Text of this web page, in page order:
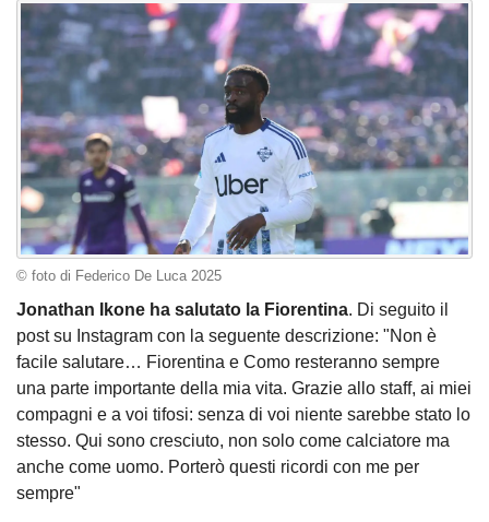
© foto di Federico De Luca 2025
Jonathan Ikone ha salutato la Fiorentina. Di seguito il
post su Instagram con la seguente descrizione: "Non è
facile salutare… Fiorentina e Como resteranno sempre
una parte importante della mia vita. Grazie allo staff, ai miei
compagni e a voi tifosi: senza di voi niente sarebbe stato lo
stesso. Qui sono cresciuto, non solo come calciatore ma
anche come uomo. Porterò questi ricordi con me per
sempre"